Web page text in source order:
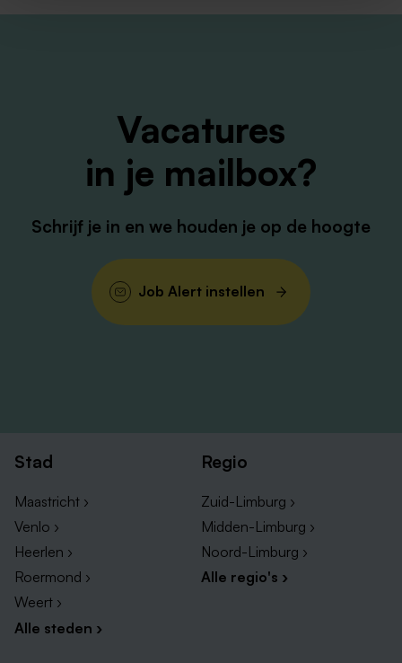
Vacatures
in je mailbox?
Schrijf je in en we houden je op de hoogte
Job Alert instellen
Stad
Maastricht ›
Venlo ›
Heerlen ›
Roermond ›
Weert ›
Alle steden ›
Regio
Zuid-Limburg ›
Midden-Limburg ›
Noord-Limburg ›
Alle regio's ›